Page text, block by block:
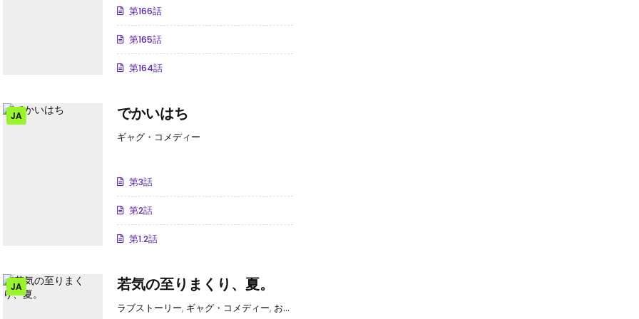
第166話
第165話
第164話
JA でかいはち
ギャグ・コメディー
第3話
第2話
第1.2話
JA 若気の至りまくり、夏。
ラブストーリー, ギャグ・コメディー, お色気